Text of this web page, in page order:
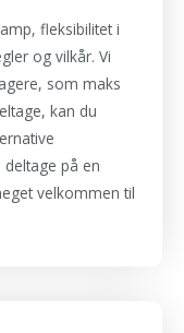
fleksibilitet i
og vilkår. Vi
som maks
kan du
på en
velkommen til